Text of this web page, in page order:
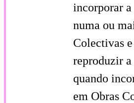
incorporar a
numa ou
Colectivas e
reproduzir a
quando
em Obras